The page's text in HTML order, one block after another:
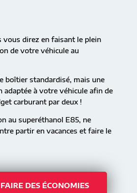
vous direz en faisant le plein
de votre véhicule au
boîtier standardisé, mais une
adaptée à votre véhicule afin de
carburant par deux !
au superéthanol E85, ne
partir en vacances et faire le
DES ÉCONOMIES